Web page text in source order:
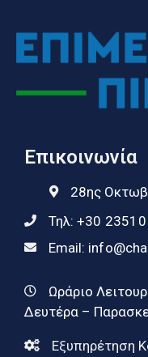
Επικοινωνία
28ης
Τηλ: +30 23510
Email:
Ωράριο
Δευτέρα –
Εξυπηρέτηση